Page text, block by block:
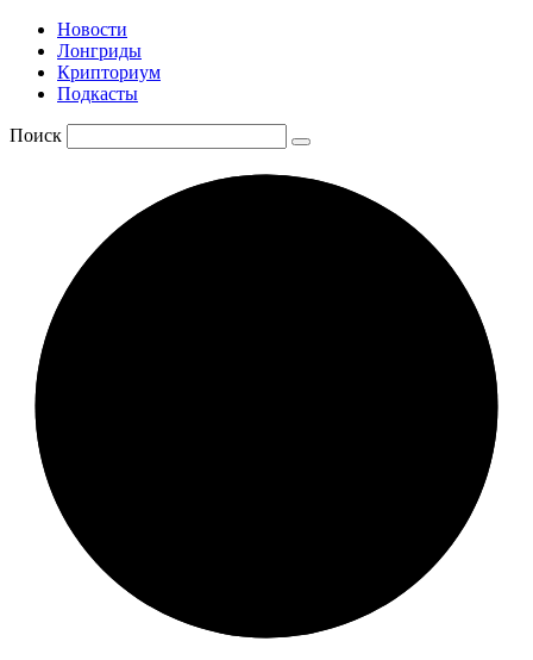
Новости
Лонгриды
Крипториум
Подкасты
Поиск